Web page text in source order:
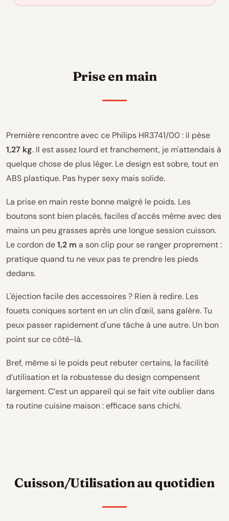
Prise en main
Première rencontre avec ce Philips HR3741/00 : il pèse
1,27 kg. Il est assez lourd et franchement, je m'attendais à
quelque chose de plus léger. Le design est sobre, tout en
ABS plastique. Pas hyper sexy mais solide.
La prise en main reste bonne malgré le poids. Les
boutons sont bien placés, faciles d'accès même avec des
mains un peu grasses après une longue session cuisson.
Le cordon de1,2 m a son clip pour se ranger proprement :
pratique quand tu ne veux pas te prendre les pieds
dedans.
L'éjection facile des accessoires ? Rien à redire. Les
fouets coniques sortent en un clin d'œil, sans galère. Tu
peux passer rapidement d'une tâche à une autre. Un bon
point sur ce côté-là.
Bref, même si le poids peut rebuter certains, la facilité
d’utilisation et la robustesse du design compensent
largement. C’est un appareil qui se fait vite oublier dans
ta routine cuisine maison : efficace sans chichi.
Cuisson/Utilisation au quotidien